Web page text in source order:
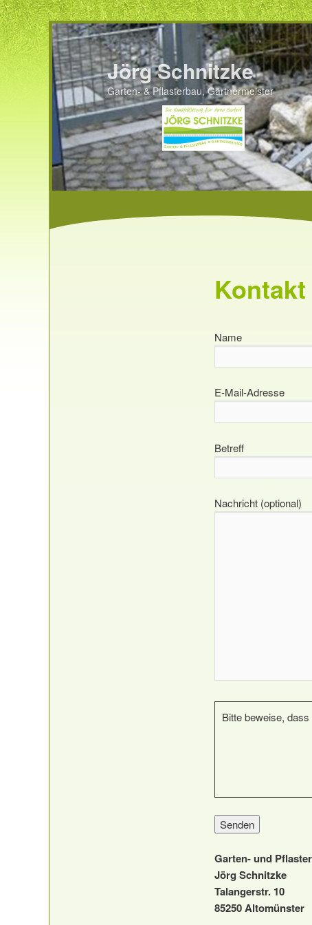
Jörg Schnitzke
Garten- & Pflasterbau, Gärtnermeister
Kontakt
Name
E-Mail-Adresse
Betreff
Nachricht (optional)
Bitte beweise,
Garten- und
Jörg Schnitzke
Talangerstr. 10
85250 Altomünster